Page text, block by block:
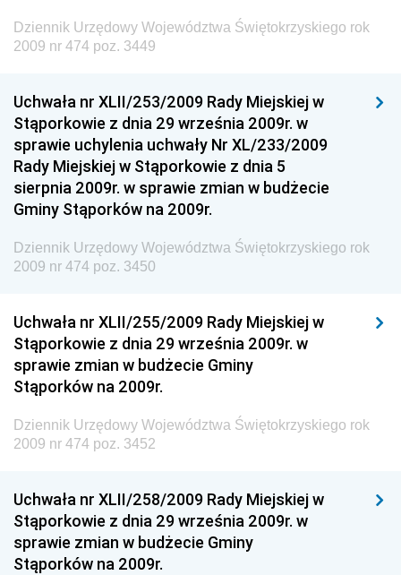
Dziennik Urzędowy Ministra Rozwoju, Pracy i
Dziennik Urzędowy Ministra Kultury, Dziedzictwa
Narodowego i Sportu
Dziennik Urzędowy Ministra Rodziny i Polityki
Społecznej
Dziennik Urzędowy Komendy Głównej Straży
Granicznej
Dziennik Urzędowy Głównego Inspektoratu Transportu
Drogowego
Dziennik Urzędowy Komendy Głównej Policji
Dziennik Urzędowy Ministra Pracy i Polityki
Społecznej
Dziennik Urzędowy Ministra Transportu, Budownictwa
i Gospodarki Morskiej
Dziennik Urzędowy Ministra Spraw Zagranicznych
Dziennik Urzędowy Centralnego Biura
Antykorupcyjnego
Dziennik Urzędowy Województwa Świętokrzyskiego rok
2009 nr 474 poz. 3449
Uchwała nr XLII/253/2009 Rady Miejskiej w
Stąporkowie z dnia 29 września 2009r. w
sprawie uchylenia uchwały Nr XL/233/2009
Rady Miejskiej w Stąporkowie z dnia 5
sierpnia 2009r. w sprawie zmian w budżecie
Gminy Stąporków na 2009r.
Dziennik Urzędowy Województwa Świętokrzyskiego rok
2009 nr 474 poz. 3450
Uchwała nr XLII/255/2009 Rady Miejskiej w
Stąporkowie z dnia 29 września 2009r. w
sprawie zmian w budżecie Gminy
Stąporków na 2009r.
Dziennik Urzędowy Województwa Świętokrzyskiego rok
2009 nr 474 poz. 3452
Uchwała nr XLII/258/2009 Rady Miejskiej w
Stąporkowie z dnia 29 września 2009r. w
sprawie zmian w budżecie Gminy
Stąporków na 2009r.